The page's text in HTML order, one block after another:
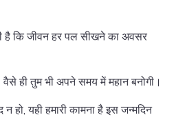
है कि जीवन हर पल सीखने का अवसर
वैसे ही तुम भी अपने समय में महान बनोगी।
हो, यही हमारी कामना है इस जन्मदिन